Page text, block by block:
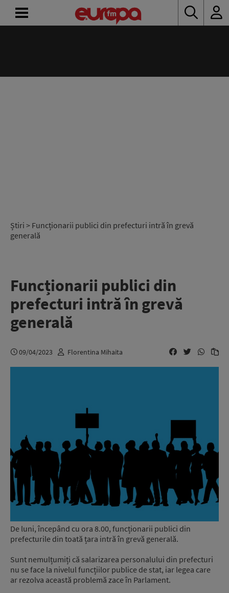
Știri > Funcționarii publici din prefecturi intră în grevă
generală
Funcționarii publici din
prefecturi intră în grevă
generală
09/04/2023 Florentina Mihaita
De luni, începând cu ora 8.00, funcționarii publici din
prefecturile din toată țara intră în grevă generală.
Sunt nemulțumiți că salarizarea personalului din prefecturi
nu se face la nivelul funcțiilor publice de stat, iar legea care
ar rezolva această problemă zace în Parlament.